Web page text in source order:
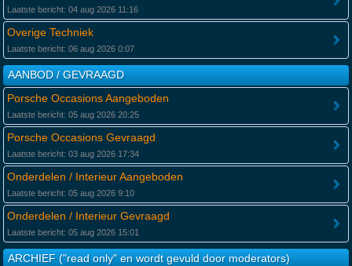
Laatste bericht: 04 aug 2026 11:16
Overige Techniek
Laatste bericht: 06 aug 2026 0:07
AANBOD / GEVRAAGD
Porsche Occasions Aangeboden
Laatste bericht: 05 aug 2026 20:25
Porsche Occasions Gevraagd
Laatste bericht: 03 aug 2026 17:34
Onderdelen / Interieur Aangeboden
Laatste bericht: 05 aug 2026 9:10
Onderdelen / Interieur Gevraagd
Laatste bericht: 05 aug 2026 15:01
ARCHIEF ("read only" en wordt gevuld door moderators)